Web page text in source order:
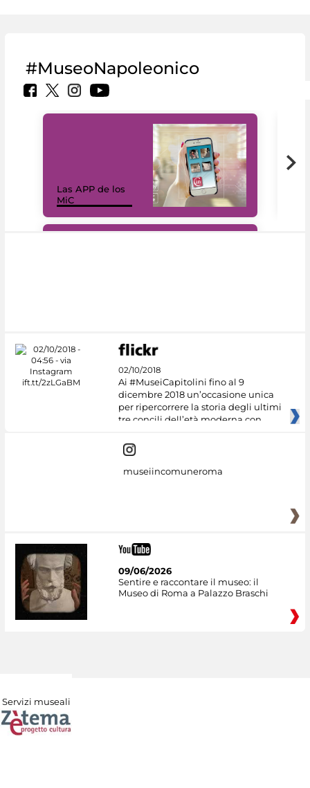
#MuseoNapoleonico
Las APP de los
MiC
02/10/2018
Ai #MuseiCapitolini fino al 9
dicembre 2018 un’occasione unica
per ripercorrere la storia degli ultimi
tre concili dell’età moderna con
museiincomuneroma
09/06/2026
Sentire e raccontare il museo: il
Museo di Roma a Palazzo Braschi
Servizi museali